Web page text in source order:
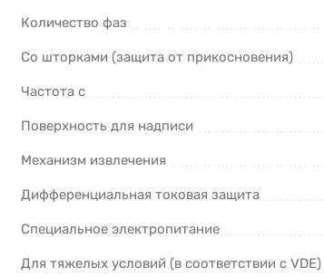
Количество фаз
Со шторками (защита от прикосновения)
Частота с
Поверхность для надписи
Механизм извлечения
Дифференциальная токовая защита
Cпециальное электропитание
Для тяжелых условий (в соответствии с VDE)